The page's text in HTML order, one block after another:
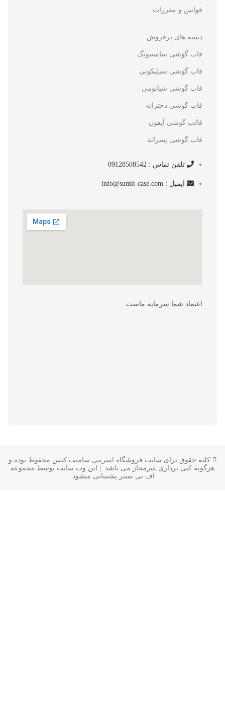
قوانین و مقررات
دسته های پرفروش
قاب گوشی سامسونگ
قاب گوشی سیلیکونی
قاب گوشی شیائومی
قاب گوشی دخترانه
قالب گوشی آیفون
قاب گوشی پسرانه
تلفن تماس : 09128508542
ایمیل : info@sumit-case.com
اعتماد شما سرمایه ماست
کلیه حقوق برای سایت فروشگاه اینترنتی سامیت کیس محفوظ بوده و
هرگونه کپی برداری غیرمجاز می باشد. | این وب سایت توسط مجموعه
اف تی سنتر پشتیبانی میشود.